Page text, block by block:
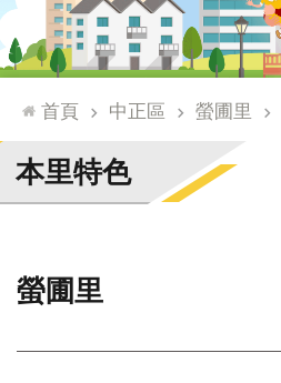
台
通
臺
北
市
門
整
首頁 中正區 螢圃里
本里特色
螢圃里